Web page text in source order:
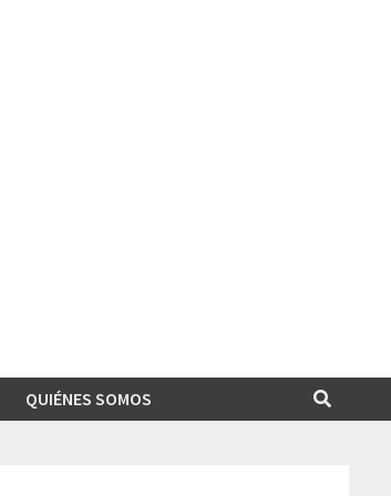
QUIÉNES SOMOS